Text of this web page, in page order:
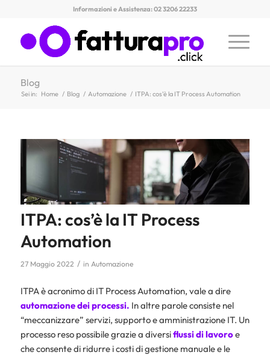
Informazioni e Assistenza: 02 3206 22233
Blog
Sei in: Home / Blog / Automazione / ITPA: cos’è la IT Process Automation
ITPA: cos’è la IT Process
Automation
27 Maggio 2022 / in Automazione
ITPA è acronimo di IT Process Automation, vale a dire
automazione dei processi. In altre parole consiste nel
“meccanizzare” servizi, supporto e amministrazione IT. Un
processo reso possibile grazie a diversiflussi di lavoroe
che consente di ridurre i costi di gestione manuale e le